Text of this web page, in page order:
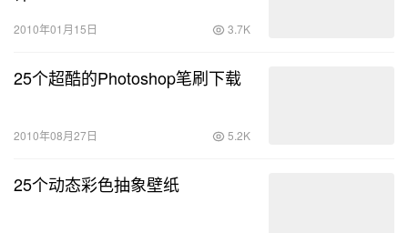
2010年01月15日 3.7K
25个超酷的Photoshop笔刷下载
2010年08月27日 5.2K
25个动态彩色抽象壁纸